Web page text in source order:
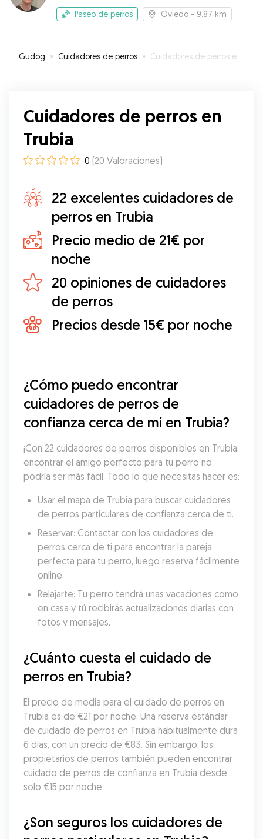
Paseo de perros Oviedo - 9.87 km
Gudog » Cuidadores de perros » Cuidadores de perros en Trubia
Cuidadores de perros en
Trubia
0 (20 Valoraciones)
22 excelentes cuidadores de
perros en Trubia
Precio medio de 21€ por
noche
20 opiniones de cuidadores
de perros
Precios desde 15€ por noche
¿Cómo puedo encontrar
cuidadores de perros de
confianza cerca de mí en Trubia?
¡Con 22 cuidadores de perros disponibles en Trubia,
encontrar el amigo perfecto para tu perro no
podría ser más fácil. Todo lo que necesitas hacer es:
Usar el mapa de Trubia para buscar cuidadores
de perros particulares de confianza cerca de ti.
Reservar: Contactar con los cuidadores de
perros cerca de ti para encontrar la pareja
perfecta para tu perro, luego reserva fácilmente
online.
Relajarte: Tu perro tendrá unas vacaciones como
en casa y tú recibirás actualizaciones diarias con
fotos y mensajes.
¿Cuánto cuesta el cuidado de
perros en Trubia?
El precio de media para el cuidado de perros en
Trubia es de €21 por noche. Una reserva estándar
de cuidado de perros en Trubia habitualmente dura
6 días, con un precio de €83. Sin embargo, los
propietarios de perros también pueden encontrar
cuidado de perros de confianza en Trubia desde
solo €15 por noche.
¿Son seguros los cuidadores de